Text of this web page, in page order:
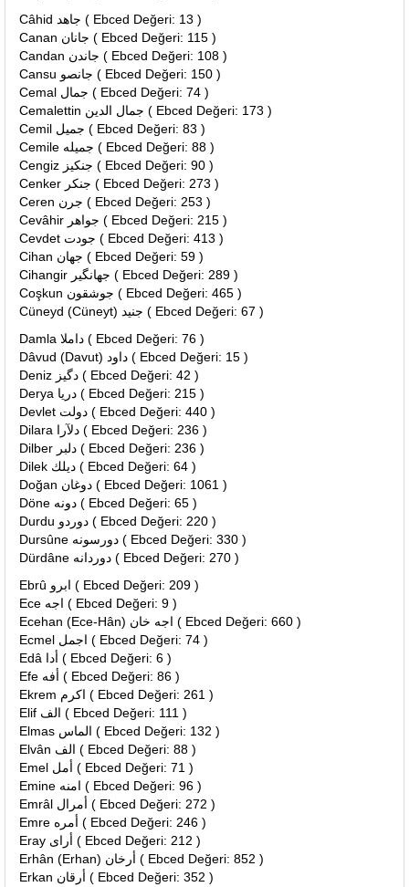
Câhid جاهد ( Ebced Değeri: 13 )
Canan جانان ( Ebced Değeri: 115 )
Candan جاندن ( Ebced Değeri: 108 )
Cansu جانصو ( Ebced Değeri: 150 )
Cemal جمال ( Ebced Değeri: 74 )
Cemalettin جمال الدين ( Ebced Değeri: 173 )
Cemil جميل ( Ebced Değeri: 83 )
Cemile جميله ( Ebced Değeri: 88 )
Cengiz جنكيز ( Ebced Değeri: 90 )
Cenker جنكر ( Ebced Değeri: 273 )
Ceren جرن ( Ebced Değeri: 253 )
Cevâhir جواهر ( Ebced Değeri: 215 )
Cevdet جودت ( Ebced Değeri: 413 )
Cihan جهان ( Ebced Değeri: 59 )
Cihangir جهانگير ( Ebced Değeri: 289 )
Coşkun جوشقون ( Ebced Değeri: 465 )
Cüneyd (Cüneyt) جنيد ( Ebced Değeri: 67 )
Damla داملا ( Ebced Değeri: 76 )
Dâvud (Davut) داود ( Ebced Değeri: 15 )
Deniz دگيز ( Ebced Değeri: 42 )
Derya دريا ( Ebced Değeri: 215 )
Devlet دولت ( Ebced Değeri: 440 )
Dilara دلآرا ( Ebced Değeri: 236 )
Dilber دلبر ( Ebced Değeri: 236 )
Dilek ديلك ( Ebced Değeri: 64 )
Doğan دوغان ( Ebced Değeri: 1061 )
Döne دونه ( Ebced Değeri: 65 )
Durdu دوردو ( Ebced Değeri: 220 )
Dursûne دورسونه ( Ebced Değeri: 330 )
Dürdâne دوردانه ( Ebced Değeri: 270 )
Ebrû ابرو ( Ebced Değeri: 209 )
Ece اجه ( Ebced Değeri: 9 )
Ecehan (Ece-Hân) اجه خان ( Ebced Değeri: 660 )
Ecmel اجمل ( Ebced Değeri: 74 )
Edâ أدا ( Ebced Değeri: 6 )
Efe أفه ( Ebced Değeri: 86 )
Ekrem اكرم ( Ebced Değeri: 261 )
Elif الف ( Ebced Değeri: 111 )
Elmas الماس ( Ebced Değeri: 132 )
Elvân الف ( Ebced Değeri: 88 )
Emel أمل ( Ebced Değeri: 71 )
Emine امنه ( Ebced Değeri: 96 )
Emrâl أمرال ( Ebced Değeri: 272 )
Emre أمره ( Ebced Değeri: 246 )
Eray أراى ( Ebced Değeri: 212 )
Erhân (Erhan) أرخان ( Ebced Değeri: 852 )
Erkan أرقان ( Ebced Değeri: 352 )